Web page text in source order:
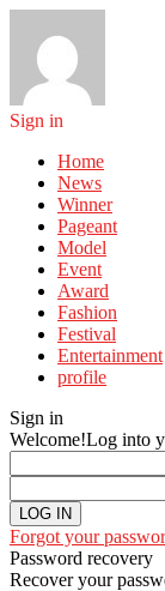
Sign in
Home
News
Winner
Pageant
Model
Event
Award
Fashion
Festival
Entertainment
profile
Sign in
Welcome!Log into
Forgot your
Password recovery
Recover your